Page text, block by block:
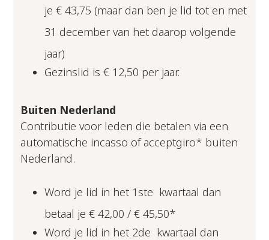
je € 43,75 (maar dan ben je lid tot en met
31 december van het daarop volgende
jaar)
Gezinslid is € 12,50 per jaar.
Buiten Nederland
Contributie voor leden die betalen via een
automatische incasso of acceptgiro* buiten
Nederland.
Word je lid in het 1ste kwartaal dan
betaal je € 42,00 / € 45,50*
Word je lid in het 2de kwartaal dan